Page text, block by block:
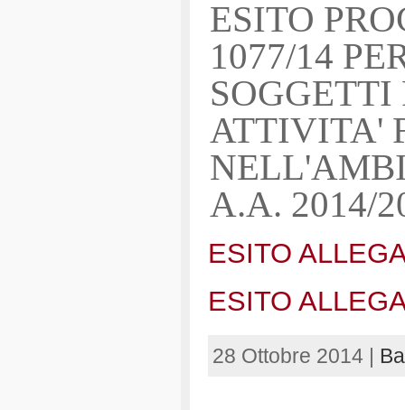
ESITO
1077/14
ATTIVITA'
A.A. 2014/
ESITO
ESITO
28 Ottobre 2014 |